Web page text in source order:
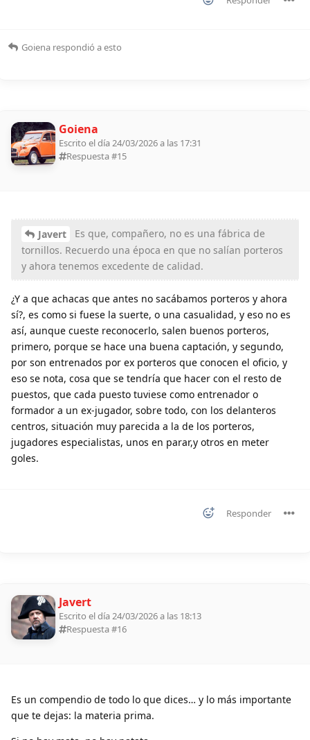
Goiena respondió a esto
Goiena
Escrito el día 24/03/2026 a las 17:31
Respuesta #15
Javert
Es que, compañero, no es una fábrica de
tornillos. Recuerdo una época en que no salían porteros
y ahora tenemos excedente de calidad.
¿Y a que achacas que antes no sacábamos porteros y ahora
sí?, es como si fuese la suerte, o una casualidad, y eso no es
así, aunque cueste reconocerlo, salen buenos porteros,
primero, porque se hace una buena captación, y segundo,
por son entrenados por ex porteros que conocen el oficio, y
eso se nota, cosa que se tendría que hacer con el resto de
puestos, que cada puesto tuviese como entrenador o
formador a un ex-jugador, sobre todo, con los delanteros
centros, situación muy parecida a la de los porteros,
jugadores especialistas, unos en parar,y otros en meter
goles.
Responder
Javert
Escrito el día 24/03/2026 a las 18:13
Respuesta #16
Es un compendio de todo lo que dices… y lo más importante
que te dejas: la materia prima.